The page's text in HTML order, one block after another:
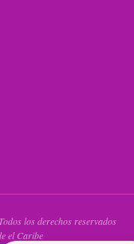
los derechos reservados
el Caribe